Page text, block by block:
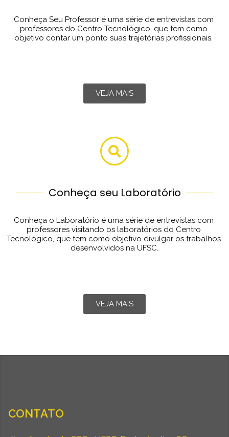
Conheça Seu Professor é uma série de entrevistas com
professores do Centro Tecnológico, que tem como
objetivo contar um ponto suas trajetórias profissionais.
VEJA MAIS
Conheça seu Laboratório
Conheça o Laboratório é uma série de entrevistas com
professores visitando os laboratórios do Centro
Tecnológico, que tem como objetivo divulgar os trabalhos
desenvolvidos na UFSC.
VEJA MAIS
CONTATO